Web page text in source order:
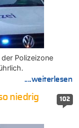
Polizeizone
....weiterlesen
102
niedrig